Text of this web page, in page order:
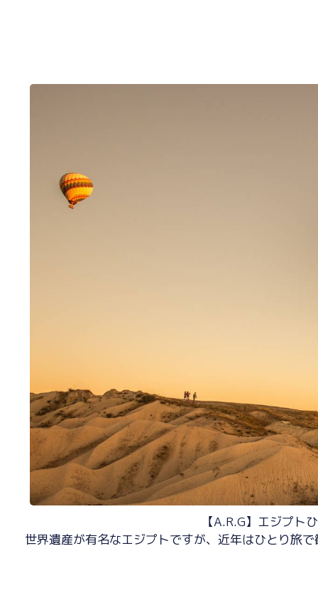
【A.R.G】エジプト
世界遺産が有名なエジプトですが、近年はひとり旅